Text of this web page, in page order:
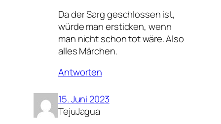
Da der Sarg geschlossen ist,
würde man ersticken, wenn
man nicht schon tot wäre. Also
alles Märchen.
Antworten
15. Juni 2023
TejuJagua